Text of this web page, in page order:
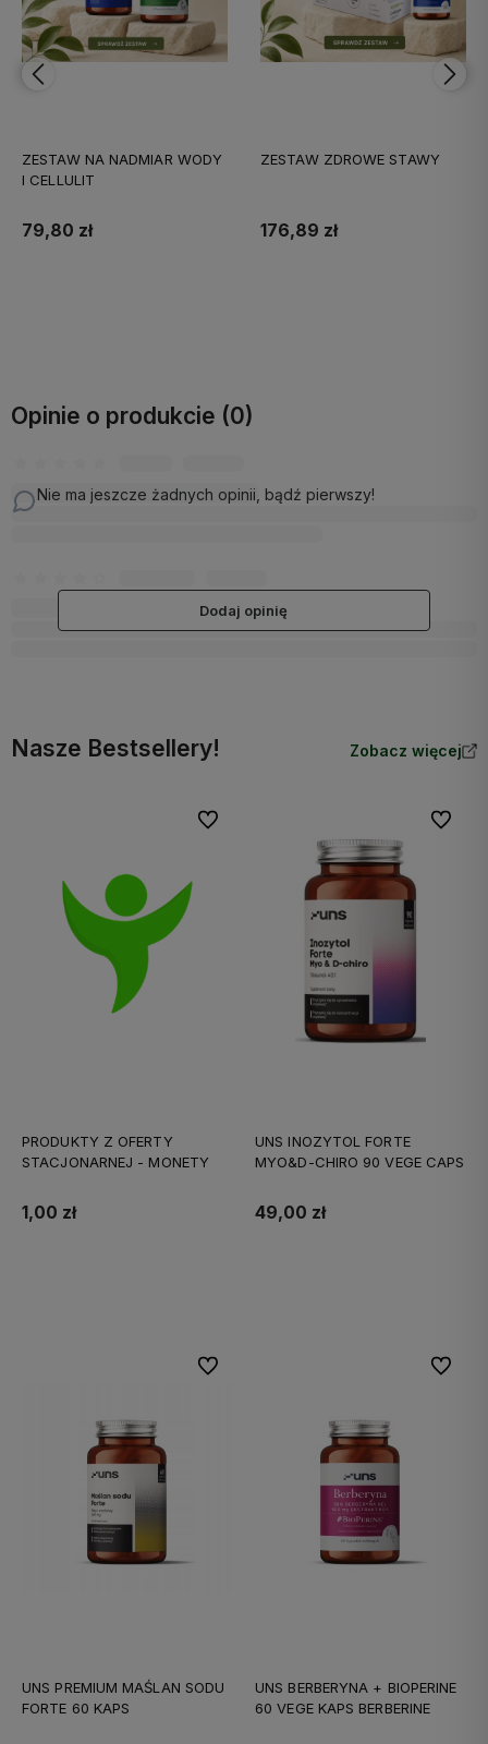
ZESTAW NA NADMIAR WODY
I CELLULIT
79,80 zł
ZESTAW ZDROWE STAWY
176,89 zł
Opinie o produkcie (0)
Nie ma jeszcze żadnych opinii, bądź pierwszy!
Dodaj opinię
Nasze Bestsellery! Zobacz więcej
PRODUKTY Z OFERTY
STACJONARNEJ - MONETY
1,00 zł
Do ulubionych
UNS INOZYTOL FORTE
MYO&D-CHIRO 90 VEGE CAPS
49,00 zł
Do
UNS PREMIUM MAŚLAN SODU
FORTE 60 KAPS
Do ulubionych
UNS BERBERYNA + BIOPERINE
60 VEGE KAPS BERBERINE
Do